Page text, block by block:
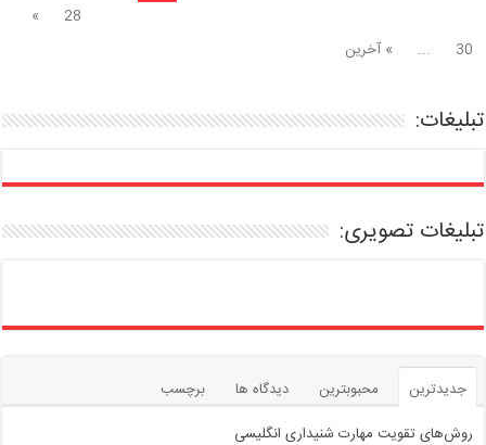
28
»
30
... » آخرین
تبلیغات:
تبلیغات تصویری:
جدیدترین محبوبترین دیدگاه ها
برچسب
روش‌های تقویت مهارت شنیداری انگلیسی